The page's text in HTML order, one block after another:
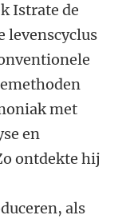
Istrate de
levenscyclus
met
en
ontdekte hij
als